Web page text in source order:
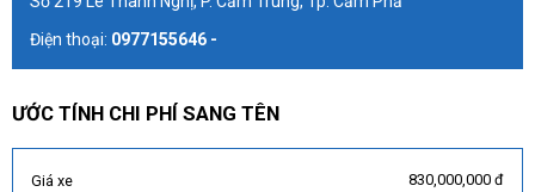
Điện thoại: 0977155646 -
ƯỚC TÍNH CHI PHÍ SANG TÊN
Giá xe 830,000,000 đ